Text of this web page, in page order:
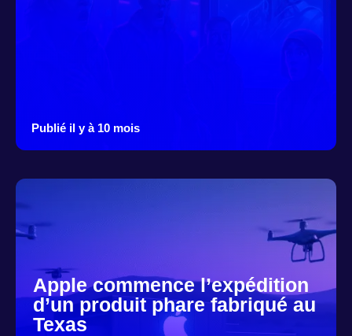
Publié il y à 10 mois
Apple commence l’expédition
d’un produit phare fabriqué au
Texas